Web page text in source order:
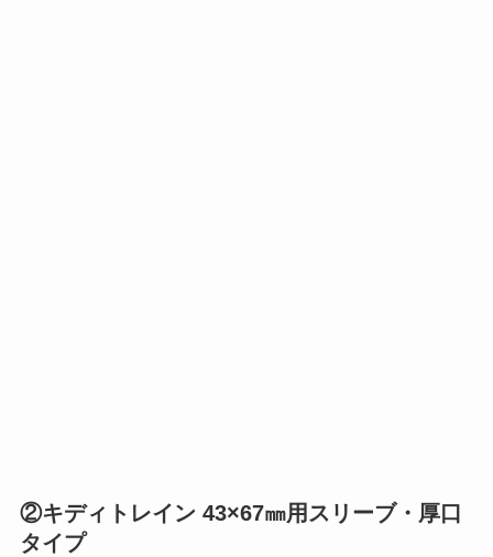
②キディトレイン 43×67㎜用スリーブ・厚口
タイプ